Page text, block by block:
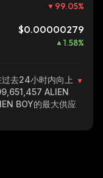
99.05%
$0.00000279
1.58%
去24小时内向上
ALIEN
BOY的最大供应